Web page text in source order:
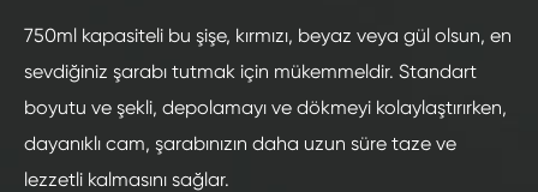
750ml kapasiteli bu şişe, kırmızı, beyaz veya gül olsun, en
sevdiğiniz şarabı tutmak için mükemmeldir. Standart
boyutu ve şekli, depolamayı ve dökmeyi kolaylaştırırken,
dayanıklı cam, şarabınızın daha uzun süre taze ve
lezzetli kalmasını sağlar.